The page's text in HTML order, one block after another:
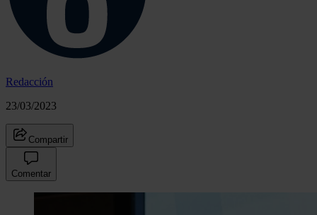
Redacción
23/03/2023
Compartir
Comentar